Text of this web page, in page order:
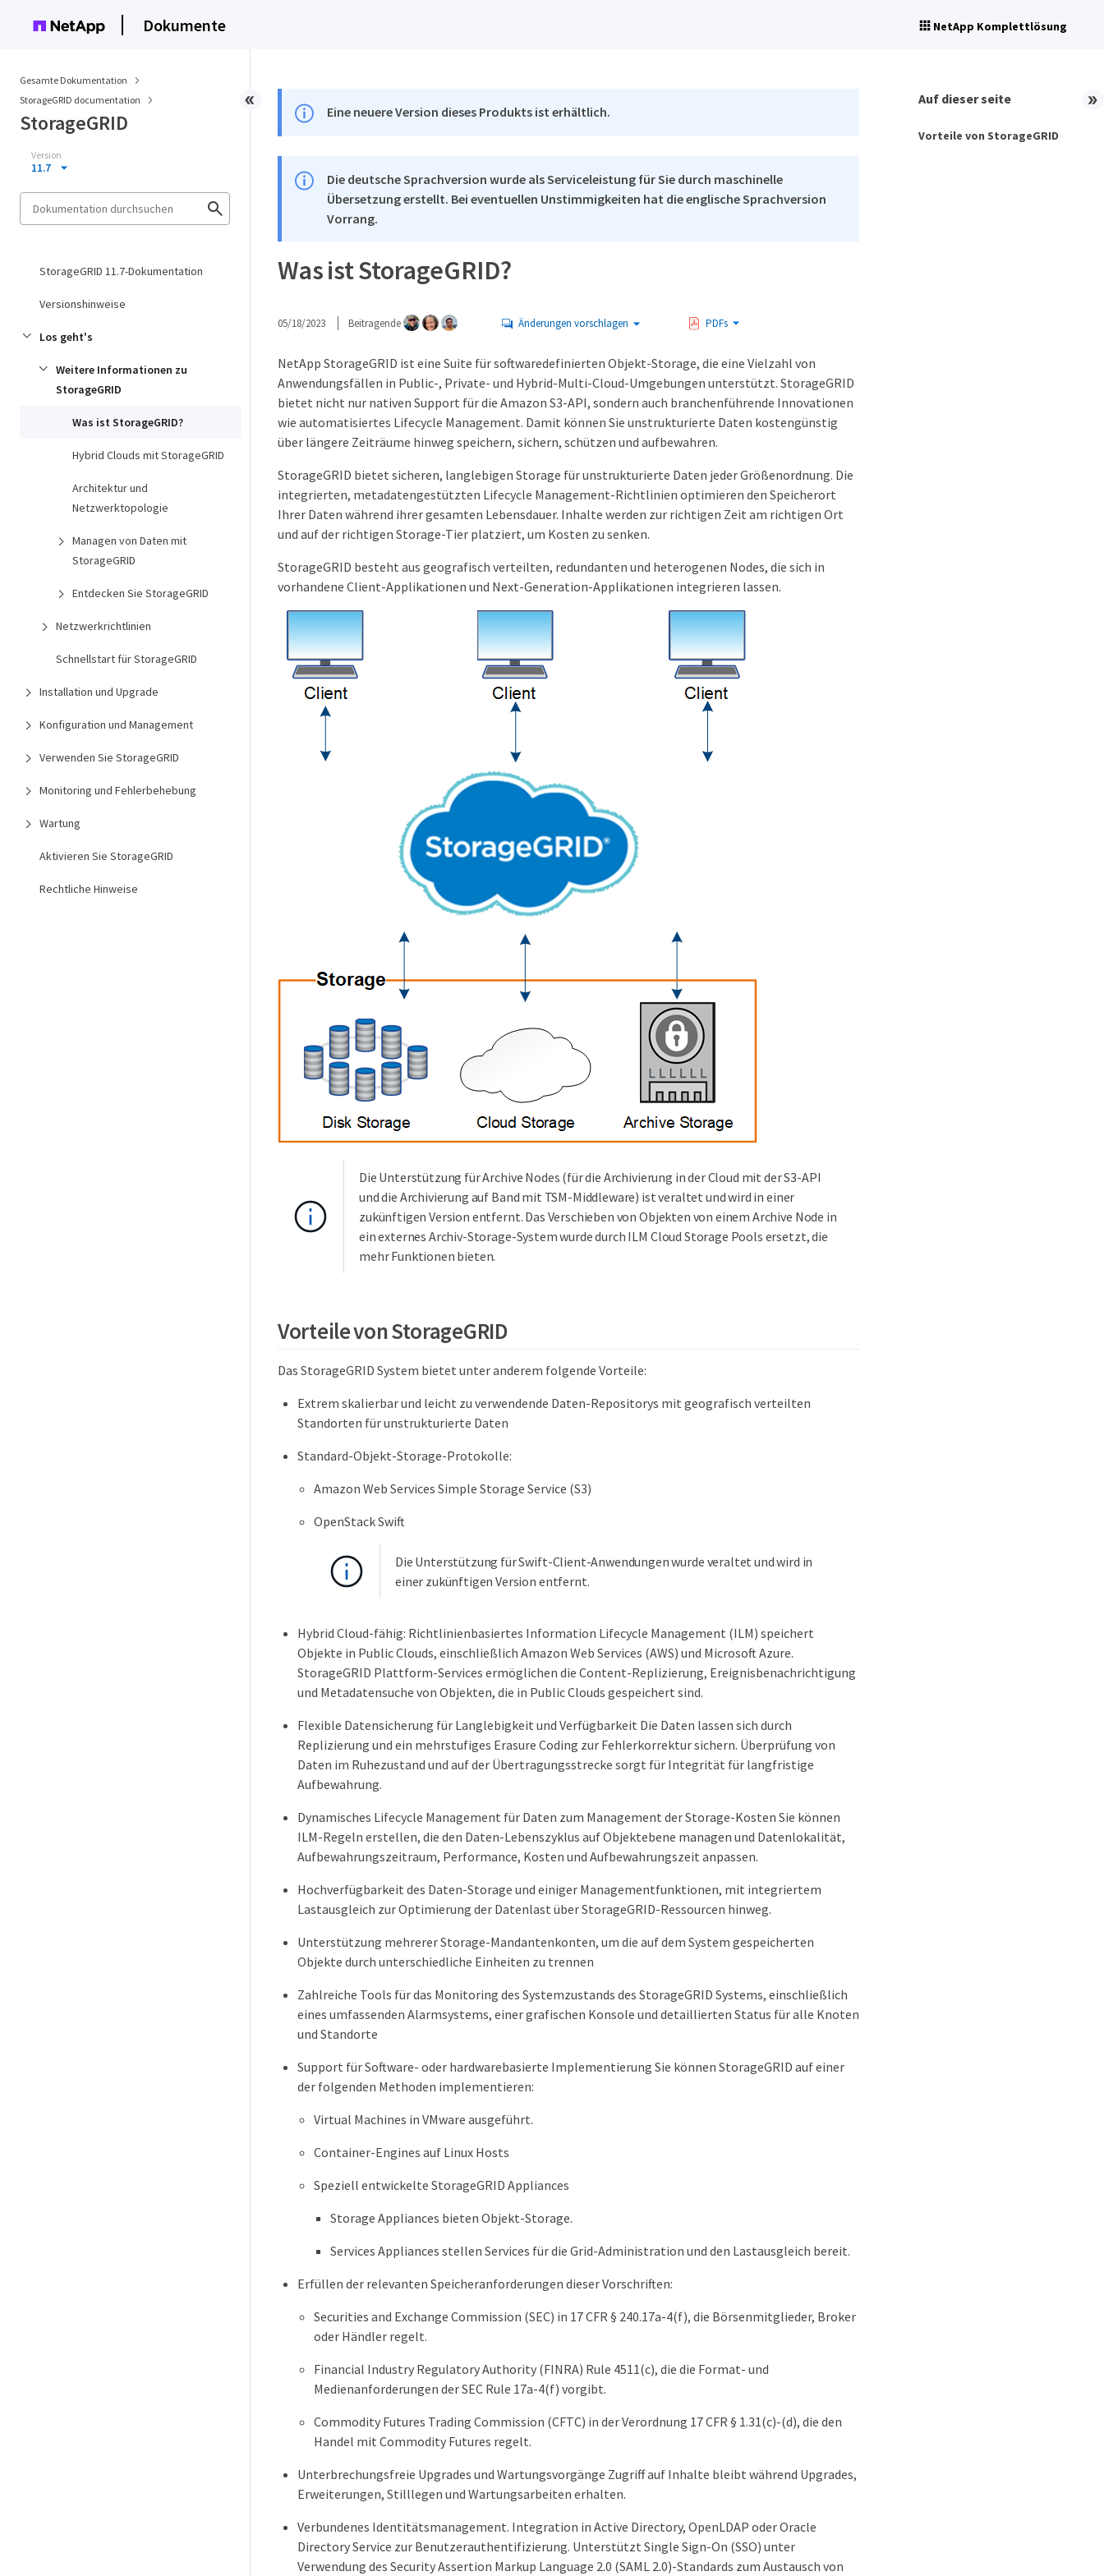
Dokumente NetApp Komplettlösung
Gesamte Dokumentation
StorageGRID documentation
StorageGRID
Version
11.7
StorageGRID 11.7-Dokumentation
Versionshinweise
Los geht's
Weitere Informationen zu
StorageGRID
Was ist StorageGRID?
Hybrid Clouds mit StorageGRID
Architektur und
Netzwerktopologie
Managen von Daten mit
StorageGRID
Entdecken Sie StorageGRID
Netzwerkrichtlinien
Schnellstart für StorageGRID
Installation und Upgrade
Konfiguration und Management
Verwenden Sie StorageGRID
Monitoring und Fehlerbehebung
Wartung
Aktivieren Sie StorageGRID
Rechtliche Hinweise
Eine neuere Version dieses Produkts ist erhältlich.
Die deutsche Sprachversion wurde als Serviceleistung für Sie durch maschinelle
Übersetzung erstellt. Bei eventuellen Unstimmigkeiten hat die englische Sprachversion
Vorrang.
Was ist StorageGRID?
05/18/2023 Beitragende Änderungen vorschlagen PDFs
NetApp StorageGRID ist eine Suite für softwaredefinierten Objekt-Storage, die eine Vielzahl von
Anwendungsfällen in Public-, Private- und Hybrid-Multi-Cloud-Umgebungen unterstützt. StorageGRID
bietet nicht nur nativen Support für die Amazon S3-API, sondern auch branchenführende Innovationen
wie automatisiertes Lifecycle Management. Damit können Sie unstrukturierte Daten kostengünstig
über längere Zeiträume hinweg speichern, sichern, schützen und aufbewahren.
StorageGRID bietet sicheren, langlebigen Storage für unstrukturierte Daten jeder Größenordnung. Die
integrierten, metadatengestützten Lifecycle Management-Richtlinien optimieren den Speicherort
Ihrer Daten während ihrer gesamten Lebensdauer. Inhalte werden zur richtigen Zeit am richtigen Ort
und auf der richtigen Storage-Tier platziert, um Kosten zu senken.
StorageGRID besteht aus geografisch verteilten, redundanten und heterogenen Nodes, die sich in
vorhandene Client-Applikationen und Next-Generation-Applikationen integrieren lassen.
Die Unterstützung für Archive Nodes (für die Archivierung in der Cloud mit der S3-API
und die Archivierung auf Band mit TSM-Middleware) ist veraltet und wird in einer
zukünftigen Version entfernt. Das Verschieben von Objekten von einem Archive Node in
ein externes Archiv-Storage-System wurde durch ILM Cloud Storage Pools ersetzt, die
mehr Funktionen bieten.
Vorteile von StorageGRID
Das StorageGRID System bietet unter anderem folgende Vorteile:
Extrem skalierbar und leicht zu verwendende Daten-Repositorys mit geografisch verteilten
Standorten für unstrukturierte Daten
Standard-Objekt-Storage-Protokolle:
Amazon Web Services Simple Storage Service (S3)
OpenStack Swift
Die Unterstützung für Swift-Client-Anwendungen wurde veraltet und wird in
einer zukünftigen Version entfernt.
Hybrid Cloud-fähig: Richtlinienbasiertes Information Lifecycle Management (ILM) speichert
Objekte in Public Clouds, einschließlich Amazon Web Services (AWS) und Microsoft Azure.
StorageGRID Plattform-Services ermöglichen die Content-Replizierung, Ereignisbenachrichtigung
und Metadatensuche von Objekten, die in Public Clouds gespeichert sind.
Flexible Datensicherung für Langlebigkeit und Verfügbarkeit Die Daten lassen sich durch
Replizierung und ein mehrstufiges Erasure Coding zur Fehlerkorrektur sichern. Überprüfung von
Daten im Ruhezustand und auf der Übertragungsstrecke sorgt für Integrität für langfristige
Aufbewahrung.
Dynamisches Lifecycle Management für Daten zum Management der Storage-Kosten Sie können
ILM-Regeln erstellen, die den Daten-Lebenszyklus auf Objektebene managen und Datenlokalität,
Aufbewahrungszeitraum, Performance, Kosten und Aufbewahrungszeit anpassen.
Hochverfügbarkeit des Daten-Storage und einiger Managementfunktionen, mit integriertem
Lastausgleich zur Optimierung der Datenlast über StorageGRID-Ressourcen hinweg.
Unterstützung mehrerer Storage-Mandantenkonten, um die auf dem System gespeicherten
Objekte durch unterschiedliche Einheiten zu trennen
Zahlreiche Tools für das Monitoring des Systemzustands des StorageGRID Systems, einschließlich
eines umfassenden Alarmsystems, einer grafischen Konsole und detaillierten Status für alle Knoten
und Standorte
Support für Software- oder hardwarebasierte Implementierung Sie können StorageGRID auf einer
der folgenden Methoden implementieren:
Virtual Machines in VMware ausgeführt.
Container-Engines auf Linux Hosts
Speziell entwickelte StorageGRID Appliances
Storage Appliances bieten Objekt-Storage.
Services Appliances stellen Services für die Grid-Administration und den Lastausgleich bereit.
Erfüllen der relevanten Speicheranforderungen dieser Vorschriften:
Securities and Exchange Commission (SEC) in 17 CFR § 240.17a-4(f), die Börsenmitglieder, Broker
oder Händler regelt.
Financial Industry Regulatory Authority (FINRA) Rule 4511(c), die die Format- und
Medienanforderungen der SEC Rule 17a-4(f) vorgibt.
Commodity Futures Trading Commission (CFTC) in der Verordnung 17 CFR § 1.31(c)-(d), die den
Handel mit Commodity Futures regelt.
Unterbrechungsfreie Upgrades und Wartungsvorgänge Zugriff auf Inhalte bleibt während Upgrades,
Erweiterungen, Stilllegen und Wartungsarbeiten erhalten.
Verbundenes Identitätsmanagement. Integration in Active Directory, OpenLDAP oder Oracle
Directory Service zur Benutzerauthentifizierung. Unterstützt Single Sign-On (SSO) unter
Verwendung des Security Assertion Markup Language 2.0 (SAML 2.0)-Standards zum Austausch von
Auf dieser seite
Vorteile von StorageGRID